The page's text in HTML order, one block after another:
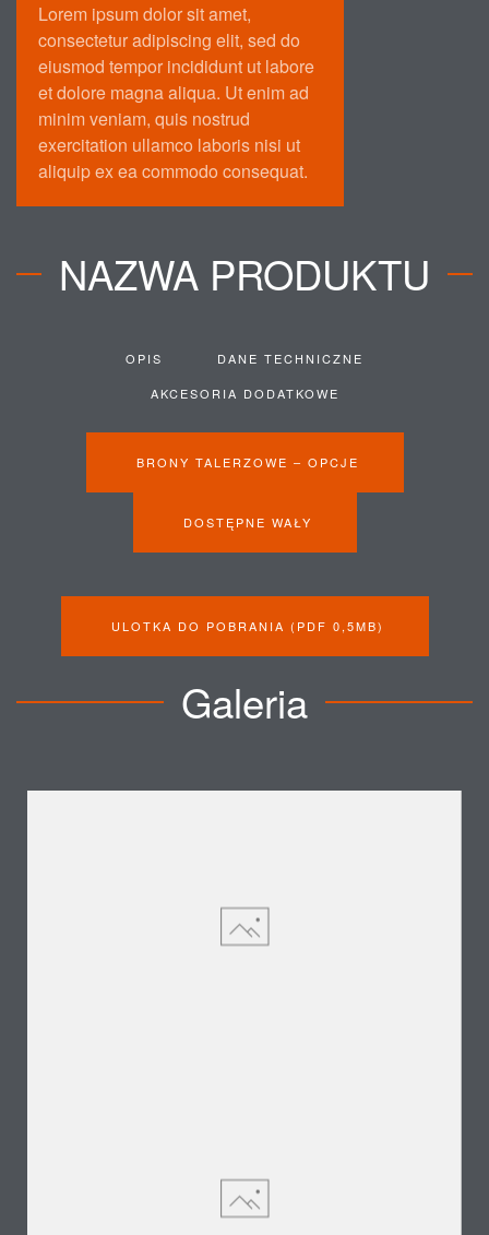
Lorem ipsum dolor sit amet,
consectetur adipiscing elit, sed do
eiusmod tempor incididunt ut labore
et dolore magna aliqua. Ut enim ad
minim veniam, quis nostrud
exercitation ullamco laboris nisi ut
aliquip ex ea commodo consequat.
NAZWA PRODUKTU
OPIS
DANE TECHNICZNE
AKCESORIA DODATKOWE
BRONY TALERZOWE – OPCJE
DOSTĘPNE WAŁY
ULOTKA DO POBRANIA (PDF 0,5MB)
Galeria